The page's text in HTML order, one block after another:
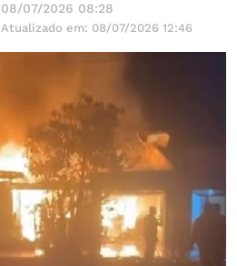
08/07/2026 08:28
Atualizado em: 08/07/2026 12:46